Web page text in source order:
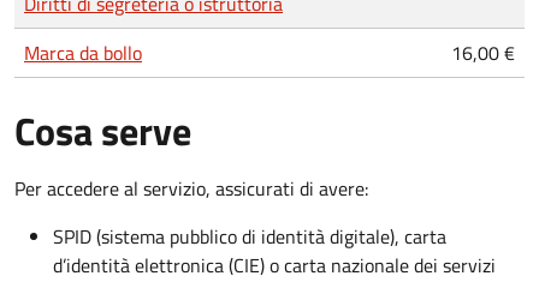
Marca da bollo
16,00 €
Cosa serve
Per accedere al servizio, assicurati di avere:
SPID (sistema pubblico di identità digitale), carta
d’identità elettronica (CIE) o carta nazionale dei servizi